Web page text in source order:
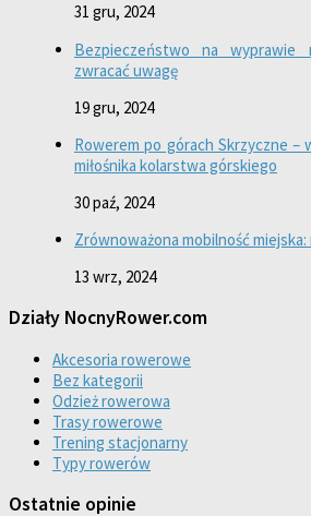
31 gru, 2024
Bezpieczeństwo na
zwracać uwagę
19 gru, 2024
Rowerem po górach Skrzyczne –
miłośnika kolarstwa górskiego
30 paź, 2024
Zrównoważona mobilność
13 wrz, 2024
Działy NocnyRower.com
Akcesoria rowerowe
Bez kategorii
Odzież rowerowa
Trasy rowerowe
Trening stacjonarny
Typy rowerów
Ostatnie opinie